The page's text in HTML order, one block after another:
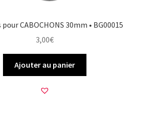
CABOCHONS 30mm • BG00015
3,00€
Ajouter au panier